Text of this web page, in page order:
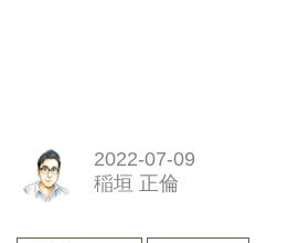
2022-07-09
稲垣 正倫